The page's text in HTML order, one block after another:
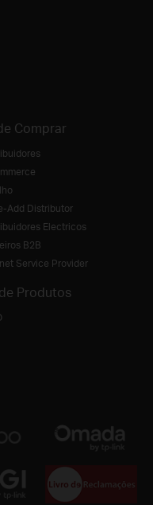
Comprar
Add Distributor
Electricos
B2B
Service Provider
Produtos